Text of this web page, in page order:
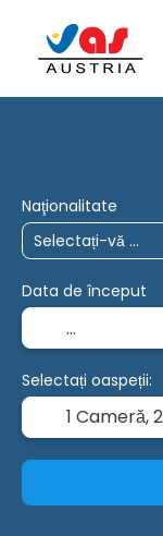
Naţionalitate
Data de început
Selectați oaspeții:
1 Cameră,